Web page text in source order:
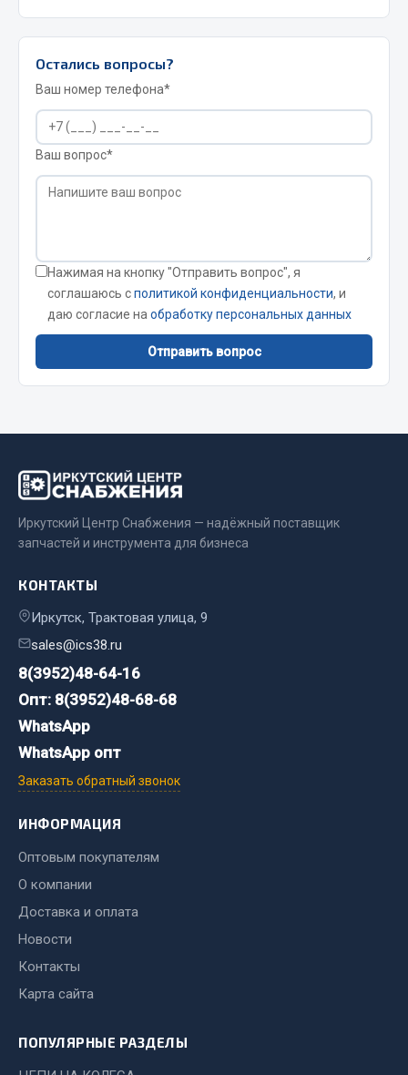
Показать ещё
Весь раздел
Всё для сварки
Сварочное оборудование
Сварочные материалы
Весь раздел
Подшипники
Стяжки, тросы, канаты
Стропы
Стяжки
Тросы
Весь раздел
Автохимия
Abro
Agat auto
Alteco
Aвтосил
Chevron
Показать ещё
Остались вопросы?
Ваш номер телефона*
Ваш вопрос*
Нажимая на кнопку "Отправить вопрос", я
соглашаюсь сполитикой конфиденциальности, и
даю согласие на обработку персональных данных
Отправить вопрос
Иркутский Центр Снабжения — надёжный поставщик
запчастей и инструмента для бизнеса
КОНТАКТЫ
Иркутск, Трактовая улица, 9
sales@ics38.ru
8(3952)48-64-16
Опт: 8(3952)48-68-68
WhatsApp
WhatsApp опт
Заказать обратный звонок
ИНФОРМАЦИЯ
Оптовым покупателям
О компании
Доставка и оплата
Новости
Контакты
Карта сайта
ПОПУЛЯРНЫЕ РАЗДЕЛЫ